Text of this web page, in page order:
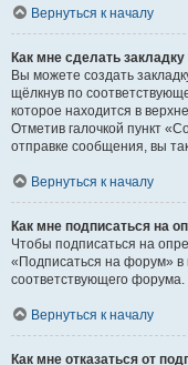
Вернуться к началу
Как мне сделать
Вы можете создать
щёлкнув по
которое находится в
Отметив галочкой пункт
отправке сообщения, вы
Вернуться к началу
Как мне подписаться на
Чтобы подписаться на
«Подписаться на форум»
соответствующего форума.
Вернуться к началу
Как мне отказаться от